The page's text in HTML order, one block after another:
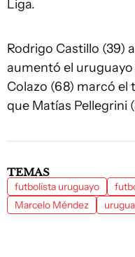
Liga.
Rodrigo Castillo (39)
aumentó el
Colazo (68) marcó el
que Matías Pellegrini
TEMAS
futbolista uruguayo
Marcelo Méndez